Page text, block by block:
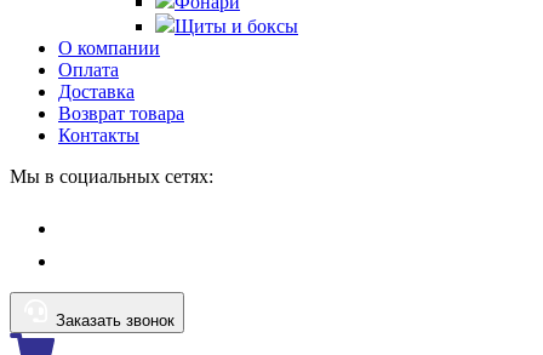
Щиты и боксы
О компании
Оплата
Доставка
Возврат товара
Контакты
Мы в социальных сетях:
Заказать звонок